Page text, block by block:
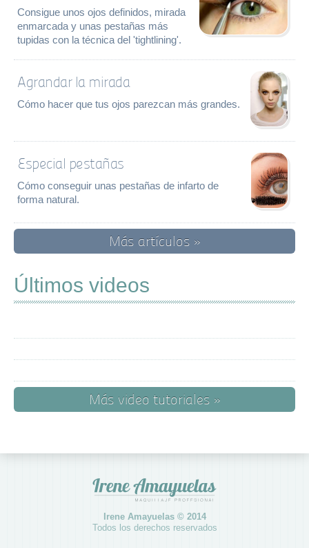
Consigue unos ojos definidos, mirada
enmarcada y unas pestañas más
tupidas con la técnica del 'tightlining'.
Agrandar la mirada
Cómo hacer que tus ojos parezcan más grandes.
Especial pestañas
Cómo conseguir unas pestañas de infarto de
forma natural.
Más artículos »
Últimos videos
Más video tutoriales »
Irene Amayuelas © 2014
Todos los derechos reservados